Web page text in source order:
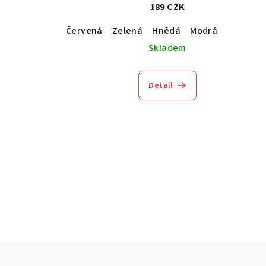
189 CZK
Červená
Zelená Hnědá
Modrá
Skladem
Detail